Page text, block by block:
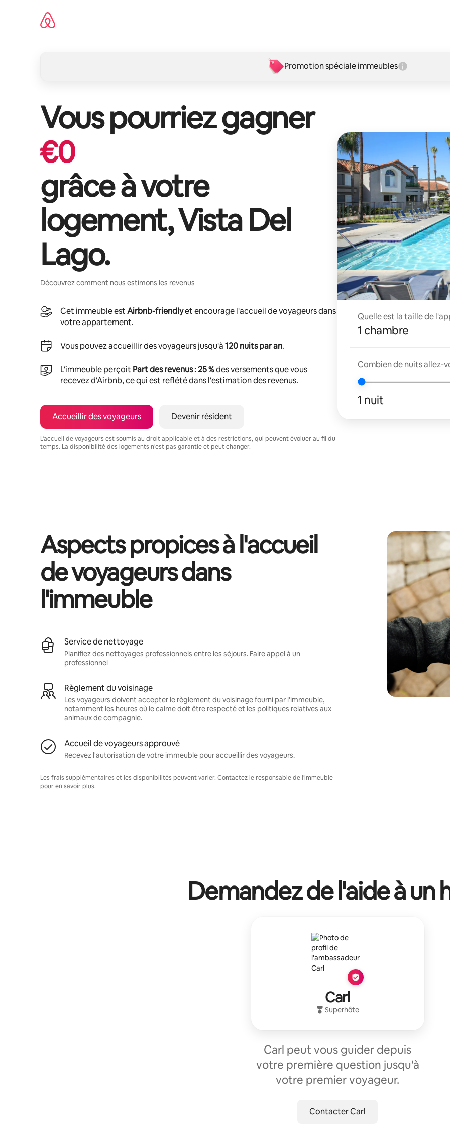
Promotion spéciale immeubles
Vous pourriez gagner
€0
grâce à votre
logement,Vista Del
Lago.
Découvrez comment nous estimons les revenus
Cet immeuble estAirbnb-friendlyet encourage l'accueil de voyageurs dans
votre appartement.
Vous pouvez accueillir des voyageurs jusqu'à120 nuits par an.
L'immeuble perçoit Part des revenus : 25 %des versements que vous
recevez d'Airbnb, ce qui est reflété dans l'estimation des revenus.
Accueillir des voyageurs Devenir résident
L'accueil de voyageurs est soumis au droit applicable et à des restrictions, qui peuvent évoluer au fil du
temps. La disponibilité des logements n'est pas garantie et peut changer.
Quelle est la taille de
1 chambre
Combien de nuits allez-
1 nuit
Aspects propices à l'accueil
de voyageurs dans
l'immeuble
Service de nettoyage
Planifiez des nettoyages professionnels entre les séjours. Faire appel à un
professionnel
Règlement du voisinage
Les voyageurs doivent accepter le règlement du voisinage fourni par l'immeuble,
notamment les heures où le calme doit être respecté et les politiques relatives aux
animaux de compagnie.
Accueil de voyageurs approuvé
Recevez l'autorisation de votre immeuble pour accueillir des voyageurs.
Les frais supplémentaires et les disponibilités peuvent varier. Contactez le responsable de l'immeuble
pour en savoir plus.
Demandez de l'aide à un
Carl
Superhôte
Carl peut vous guider depuis
votre première question jusqu'à
votre premier voyageur.
Contacter Carl